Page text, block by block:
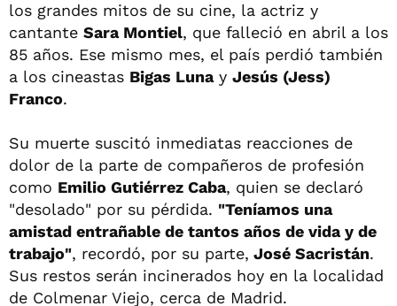
los grandes mitos de su cine, la actriz y
cantante Sara Montiel, que falleció en abril a los
85 años. Ese mismo mes, el país perdió también
a los cineastas Bigas Lunay Jesús (Jess)
Franco.
Su muerte suscitó inmediatas reacciones de
dolor de la parte de compañeros de profesión
como Emilio Gutiérrez Caba, quien se declaró
"desolado" por su pérdida. "Teníamos una
amistad entrañable de tantos años de vida y de
trabajo", recordó, por su parte, José Sacristán.
Sus restos serán incinerados hoy en la localidad
de Colmenar Viejo, cerca de Madrid.